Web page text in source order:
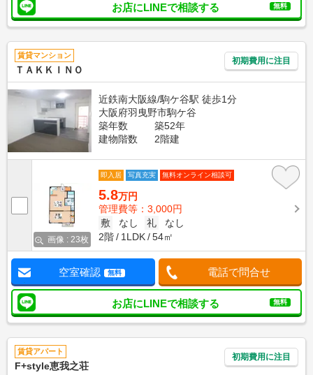
お店にLINEで相談する 無料
賃貸マンション
ＴＡＫＫＩＮＯ
初期費用に注目
近鉄南大阪線/駒ケ谷駅 徒歩1分
大阪府羽曳野市駒ケ谷
築年数
築52年
建物階数
2階建
画像 : 23枚
即入居 写真充実 無料オンライン相談可
5.8万円
管理費等：3,000円
敷
なし 礼
なし
2階
1LDK 54㎡
空室確認 無料 電話で問合せ
お店にLINEで相談する 無料
賃貸アパート
F+style恵我之荘
初期費用に注目